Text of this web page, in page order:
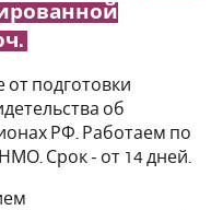
подготовки
об
РФ. Работаем по
Срок - от 14 дней.